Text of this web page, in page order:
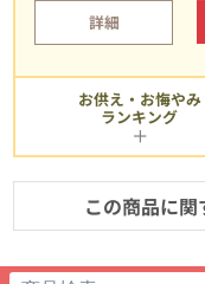
詳細
お供え・お悔やみ
ランキング
この商品に